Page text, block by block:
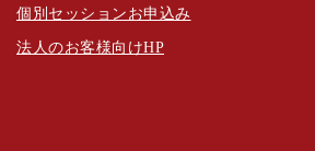
個別セッションお申込み
法人のお客様向けHP